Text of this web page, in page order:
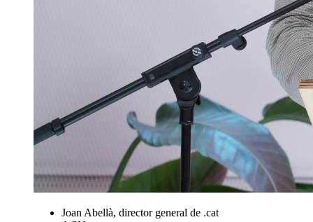
Joan Abellà, director general de .cat